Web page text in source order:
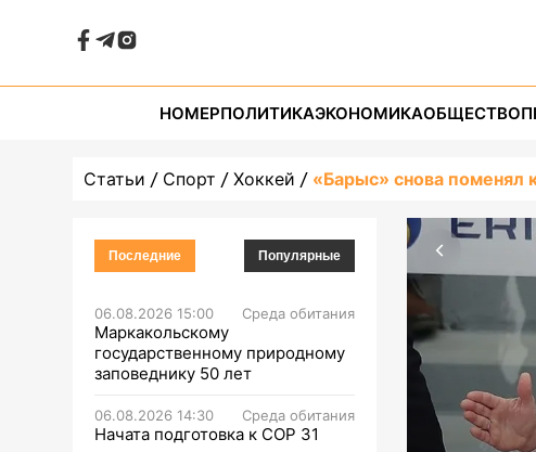
НОМЕРПОЛИТИКАЭКОНОМИКАОБЩЕСТВО
Статьи Спорт Хоккей «Барыс» снова поменял
Последние Популярные
06.08.2026 15:00 Среда обитания
Маркакольскому
государственному природному
заповеднику 50 лет
06.08.2026 14:30 Среда обитания
Начата подготовка к СОР 31